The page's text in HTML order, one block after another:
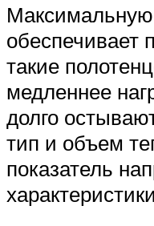
обеспечивает
такие
медленнее
долго
тип и объем
показатель